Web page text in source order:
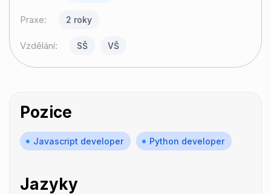
Praxe: 2 roky
Vzdělání: SŠ VŠ
Pozice
Javascript developer Python developer
Jazyky